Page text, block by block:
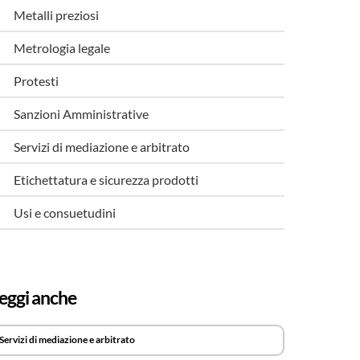
Metalli preziosi
Metrologia legale
Protesti
Sanzioni Amministrative
Servizi di mediazione e arbitrato
Etichettatura e sicurezza prodotti
Usi e consuetudini
anche
Servizi di mediazione e arbitrato